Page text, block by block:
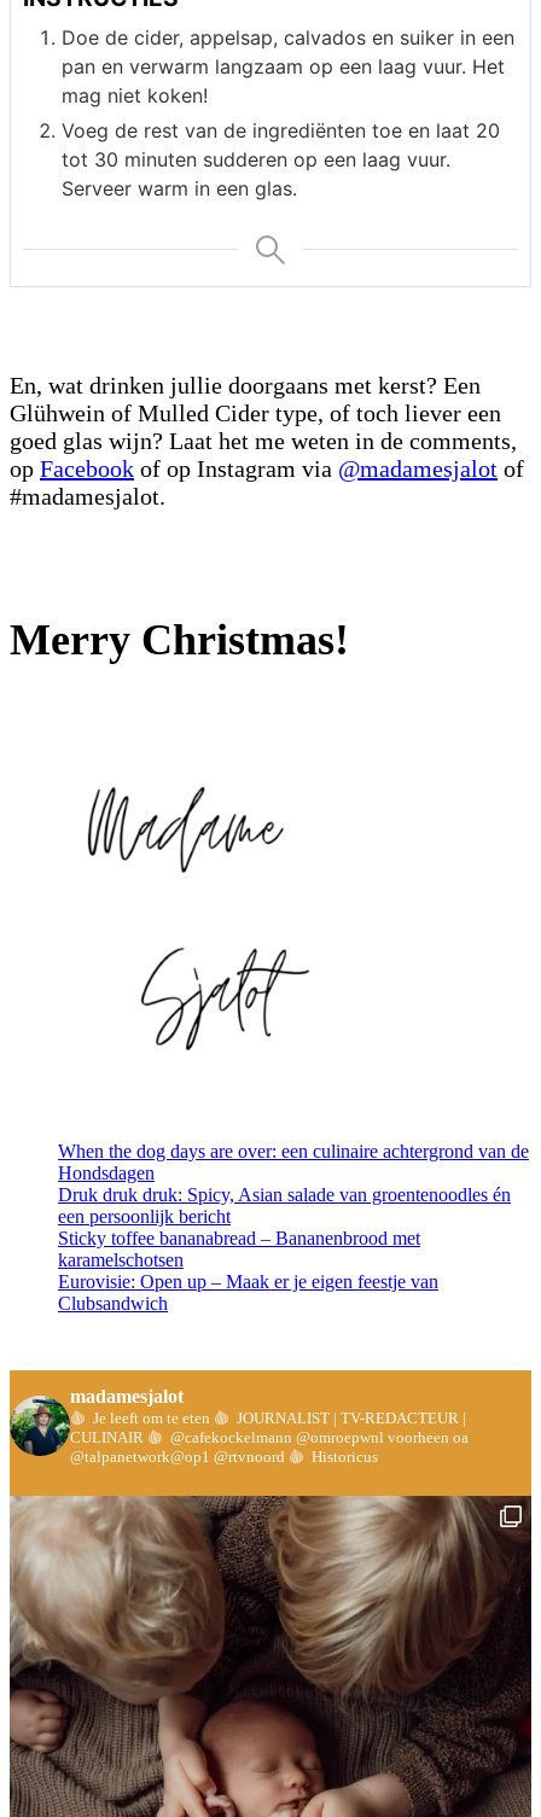
Doe de cider, appelsap, calvados en suiker in een
pan en verwarm langzaam op een laag vuur. Het
mag niet koken!
Voeg de rest van de ingrediënten toe en laat 20
tot 30 minuten sudderen op een laag vuur.
Serveer warm in een glas.
En, wat drinken jullie doorgaans met kerst? Een
Glühwein of Mulled Cider type, of toch liever een
goed glas wijn? Laat het me weten in de comments,
op Facebook of op Instagram via @madamesjalot of
#madamesjalot.
Merry Christmas!
When the dog days are over: een culinaire achtergrond van de
Hondsdagen
Druk druk druk: Spicy, Asian salade van groentenoodles én
een persoonlijk bericht
Sticky toffee bananabread – Bananenbrood met
karamelschotsen
Eurovisie: Open up – Maak er je eigen feestje van
Clubsandwich
madamesjalot
Je leeft om te eten
JOURNALIST | TV-REDACTEUR |
CULINAIR
@cafekockelmann @omroepwnl voorheen oa
@talpanetwork@op1 @rtvnoord
Historicus